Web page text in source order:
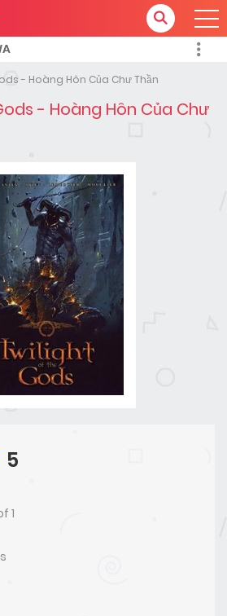
- Hoàng Hôn Của Chư Thần
- Hoàng Hôn Của Chư
5
1